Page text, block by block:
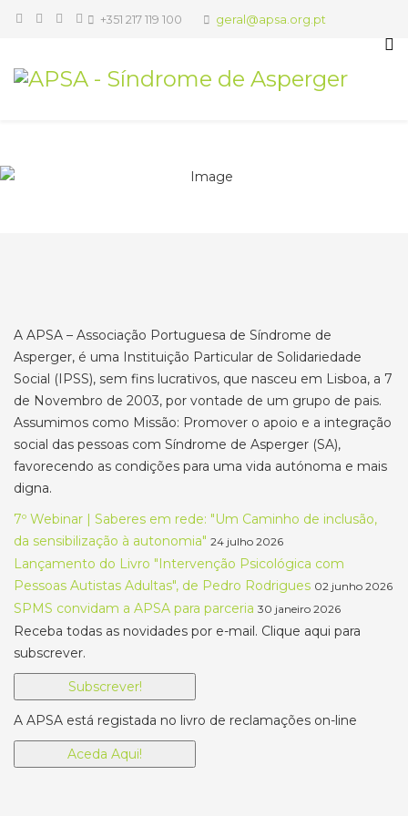
+351 217 119 100 geral@apsa.org.pt
A APSA – Associação Portuguesa de Síndrome de
Asperger, é uma Instituição Particular de Solidariedade
Social (IPSS), sem fins lucrativos, que nasceu em Lisboa, a 7
de Novembro de 2003, por vontade de um grupo de pais.
Assumimos como Missão: Promover o apoio e a integração
social das pessoas com Síndrome de Asperger (SA),
favorecendo as condições para uma vida autónoma e mais
digna.
7º Webinar | Saberes em rede: "Um Caminho de inclusão,
da sensibilização à autonomia" 24 julho 2026
Lançamento do Livro "Intervenção Psicológica com
Pessoas Autistas Adultas", de Pedro Rodrigues 02 junho 2026
SPMS convidam a APSA para parceria 30 janeiro 2026
Receba todas as novidades por e-mail. Clique aqui para
subscrever.
Subscrever!
A APSA está registada no livro de reclamações on-line
Aceda Aqui!